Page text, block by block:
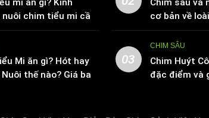
mi ăn gì? Kinh
nuôi chim tiểu mi cần
Mi ăn gì? Hót hay
thế nào? Giá bao
Chim sâu và
cơ bản về
03
CHIM SÂU
Chim Huýt
đặc điểm và